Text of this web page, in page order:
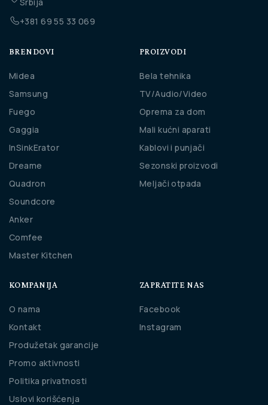
Srbija
+381 69 55 33 069
BRENDOVI
Midea
Samsung
Fuego
Gaggia
InSinkErator
Dreame
Quadron
Soundcore
Anker
Comfee
Master Kitchen
PROIZVODI
Bela tehnika
TV/Audio/Video
Oprema za dom
Mali kućni aparati
Kablovi i punjači
Sezonski proizvodi
Meljači otpada
KOMPANIJA
O nama
Kontakt
Produžetak garancije
Promo aktivnosti
Politika privatnosti
Uslovi korišćenja
ZAPRATITE NAS
Facebook
Instagram